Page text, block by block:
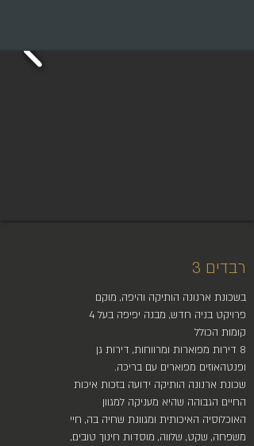
רבדים 3
בשכונת ארנונה הותיקה והיפה, מוקם
פרויקט בניה חדש, מבנה יפיפה בעל 4
קומות הכולל
8 דירות מפוארות ומרווחות, דירות גן
ופנטהאוזים מפוארים עם בריכה.
שכונת ארנונה הותיקה ידועה בזכות איכות
החיים הגבוהה שהיא מעניקה למגוון
האוכלוסיה האיכותית ומגוונת שחיה בה, חיי
משפחה, שקט, שלווה, מוסדות חינוך טובים,